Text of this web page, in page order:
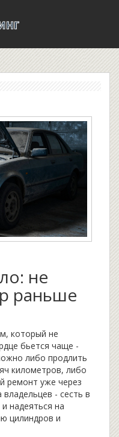
не
раньше
который не
бьется чаще -
либо продлить
километров, либо
ремонт уже через
- сесть в
надеяться на
цилиндров и